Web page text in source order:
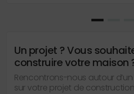
Un projet ? Vous
construire votre maison
Rencontrons-nous autour
sur votre projet de